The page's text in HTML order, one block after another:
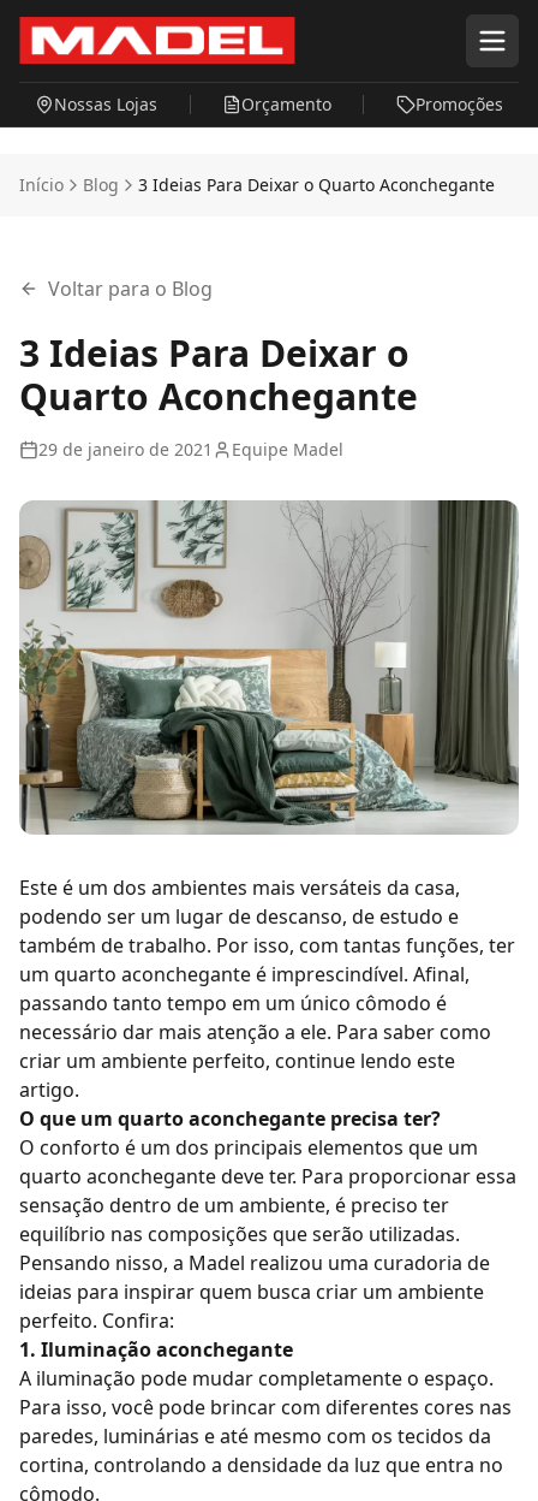
Pular para o conteúdo principal
Nossas Lojas Orçamento Promoções
Início Blog 3 Ideias Para Deixar o Quarto Aconchegante
Voltar para o Blog
3 Ideias Para Deixar o
Quarto Aconchegante
29 de janeiro de 2021 Equipe Madel
Este é um dos ambientes mais versáteis da casa,
podendo ser um lugar de descanso, de estudo e
também de trabalho. Por isso, com tantas funções, ter
um quarto aconchegante é imprescindível. Afinal,
passando tanto tempo em um único cômodo é
necessário dar mais atenção a ele. Para saber como
criar um ambiente perfeito, continue lendo este
artigo.
O que um quarto aconchegante precisa ter?
O conforto é um dos principais elementos que um
quarto aconchegante deve ter. Para proporcionar essa
sensação dentro de um ambiente, é preciso ter
equilíbrio nas composições que serão utilizadas.
Pensando nisso, a Madel realizou uma curadoria de
ideias para inspirar quem busca criar um ambiente
perfeito. Confira:
1. Iluminação aconchegante
A iluminação pode mudar completamente o espaço.
Para isso, você pode brincar com diferentes cores nas
paredes, luminárias e até mesmo com os tecidos da
cortina, controlando a densidade da luz que entra no
cômodo.